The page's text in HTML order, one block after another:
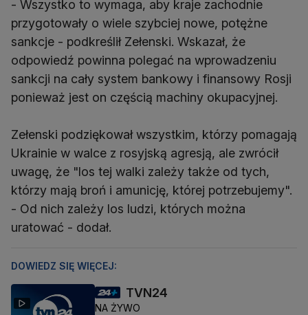
- Wszystko to wymaga, aby kraje zachodnie
przygotowały o wiele szybciej nowe, potężne
sankcje - podkreślił Zełenski. Wskazał, że
odpowiedź powinna polegać na wprowadzeniu
sankcji na cały system bankowy i finansowy Rosji
ponieważ jest on częścią machiny okupacyjnej.
Zełenski podziękował wszystkim, którzy pomagają
Ukrainie w walce z rosyjską agresją, ale zwrócił
uwagę, że "los tej walki zależy także od tych,
którzy mają broń i amunicję, której potrzebujemy".
- Od nich zależy los ludzi, których można
uratować - dodał.
DOWIEDZ SIĘ WIĘCEJ:
TVN24
NA ŻYWO